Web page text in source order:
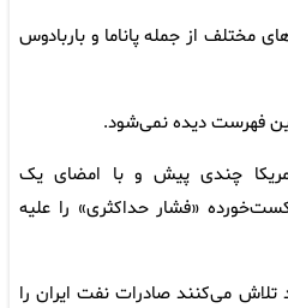
از جمله پاناما و باربادوس
این فهرست دیده نمی‌شود.
چندی پیش و با امضای یک
«فشار حداکثری» را علیه
می‌کنند صادرات نفت ایران را